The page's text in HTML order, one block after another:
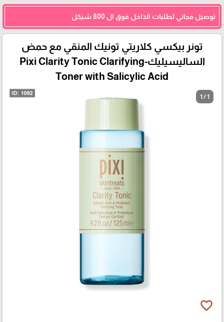
توصيل مجاني لطلبات الداخل فوق ال 800 شيكل
تونر بيكسي كلاريتي تونيك المنقي مع حمض
الساليسيليك-Pixi Clarity Tonic Clarifying
Toner with Salicylic Acid
1 / 1
favorite_border